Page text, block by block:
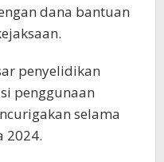
dana bantuan
penyelidikan
penggunaan
selama
2024.